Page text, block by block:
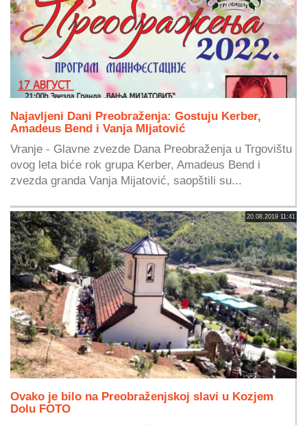
Najavljeni Dani Preobraženja: Gostuju Kerber,
Amadeus Bend i Vanja MIjatović
Vranje - Glavne zvezde Dana Preobraženja u Trgovištu
ovog leta biće rok grupa Kerber, Amadeus Bend i
zvezda granda Vanja Mijatović, saopštili su...
20.08.2019 11:41
Ovako je bilo na Preobraženjskoj slavi u Kozjem
Dolu FOTO